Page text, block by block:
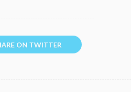
ON TWITTER